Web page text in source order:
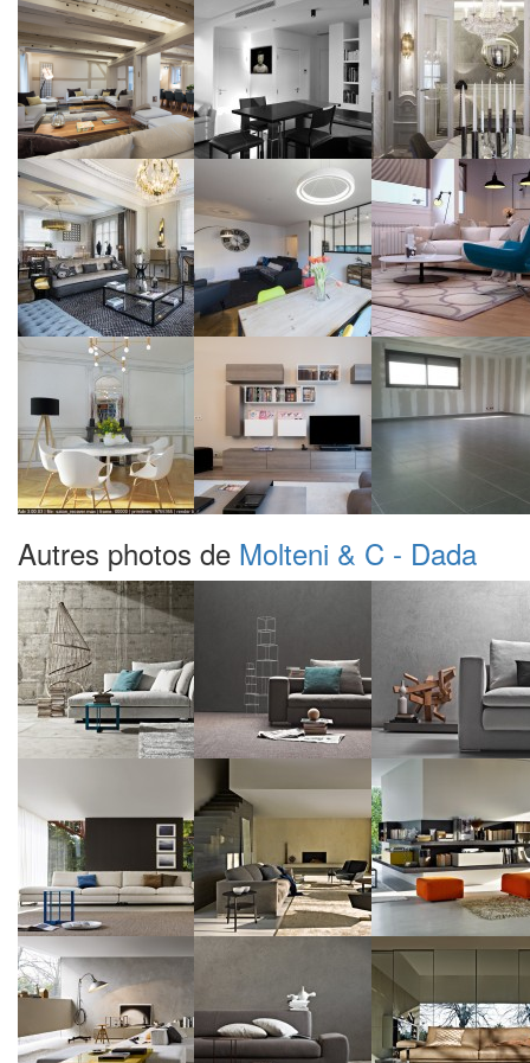
Autres photos de Molteni & C - Dada